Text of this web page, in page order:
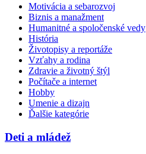
Motivácia a sebarozvoj
Biznis a manažment
Humanitné a spoločenské vedy
História
Životopisy a reportáže
Vzťahy a rodina
Zdravie a životný štýl
Počítače a internet
Hobby
Umenie a dizajn
Ďalšie kategórie
Deti a mládež